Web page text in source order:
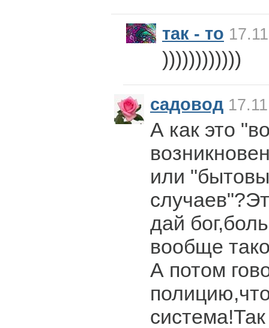
так - то
))))))))))))
садовод
А как это
или
дай
вообще
А потом